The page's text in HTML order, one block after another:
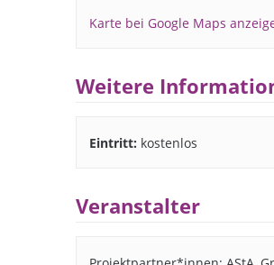
Karte bei Google Maps
Weitere
Eintritt: kostenlos
Veranstalter